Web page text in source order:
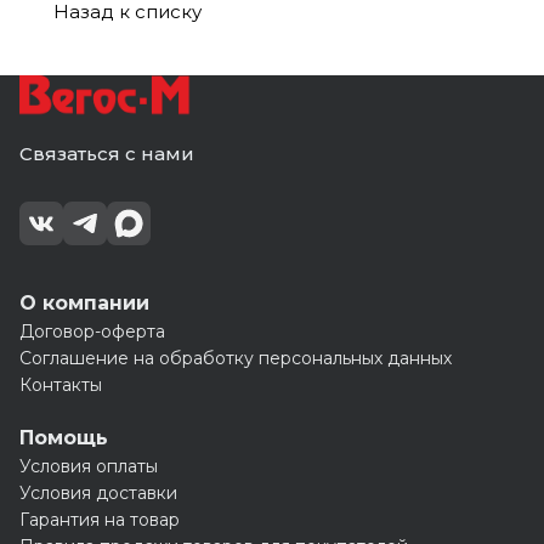
Назад к списку
Связаться с нами
О компании
Договор-оферта
Соглашение на обработку персональных данных
Контакты
Помощь
Условия оплаты
Условия доставки
Гарантия на товар